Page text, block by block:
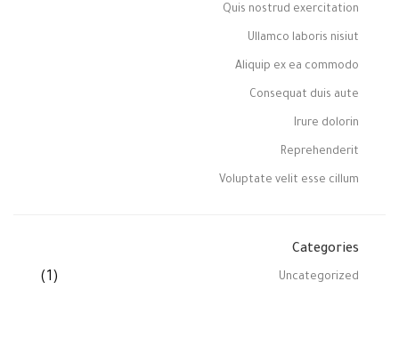
Quis nostrud exercitation
Ullamco laboris nisiut
Aliquip ex ea commodo
Consequat duis aute
Irure dolorin
Reprehenderit
Voluptate velit esse cillum
Categories
Uncategorized
(1)